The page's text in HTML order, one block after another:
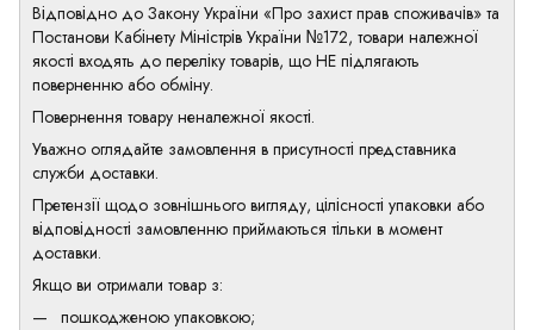
Відповідно до Закону України «Про захист прав споживачів» та
Постанови Кабінету Міністрів України №172, товари належної
якості входять до переліку товарів, що НЕ підлягають
поверненню або обміну.
Повернення товару неналежної якості.
Уважно оглядайте замовлення в присутності представника
служби доставки.
Претензії щодо зовнішнього вигляду, цілісності упаковки або
відповідності замовленню приймаються тільки в момент
доставки.
Якщо ви отримали товар з:
пошкодженою упаковкою;